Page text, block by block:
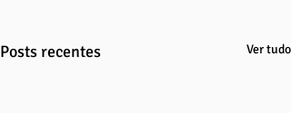
Posts recentes Ver tudo